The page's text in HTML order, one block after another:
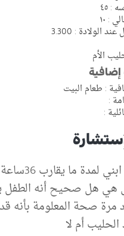
٤٥
: ١٠
الولادة : 3.300
الأم
: طعام البيت
:
:
ذلك قمت للرضاعه مرة أخرى بسبب بكائه الشديد وحزنه فقمت للرضاعه
هي هل صحيح أنه الطفل
صحة المعلومة بأنه
أم لا